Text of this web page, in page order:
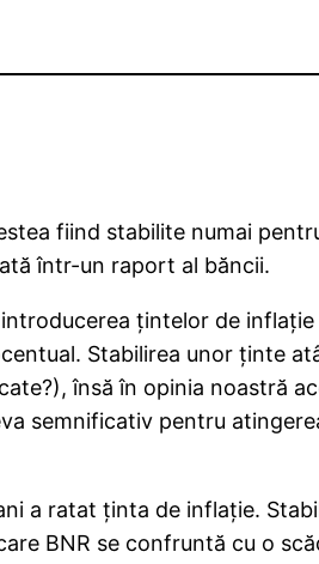
fiind stabilite numai
într-un raport al băncii.
ţintelor de inflaţie
Stabilirea unor ţinte
însă în opinia noastră
semnificativ pentru
a ratat ţinta de inflaţie.
BNR se confruntă cu o